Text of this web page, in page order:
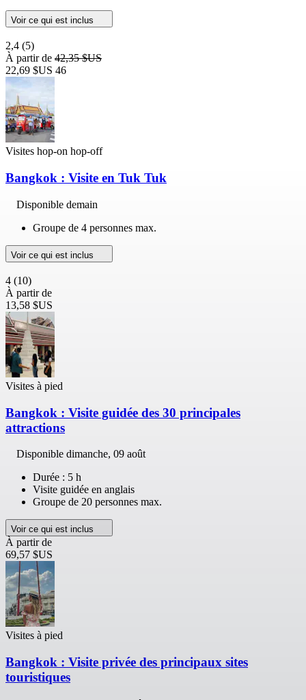
Voir ce qui est inclus
2,4 (5)
À partir de 42,35 $US
22,69 $US 46
Visites hop-on hop-off
Bangkok : Visite en Tuk Tuk
Disponible demain
Groupe de 4 personnes max.
Voir ce qui est inclus
4 (10)
À partir de
13,58 $US
Visites à pied
Bangkok : Visite guidée des 30 principales
attractions
Disponible dimanche, 09 août
Durée : 5 h
Visite guidée en anglais
Groupe de 20 personnes max.
Voir ce qui est inclus
À partir de
69,57 $US
Visites à pied
Bangkok : Visite privée des principaux sites
touristiques